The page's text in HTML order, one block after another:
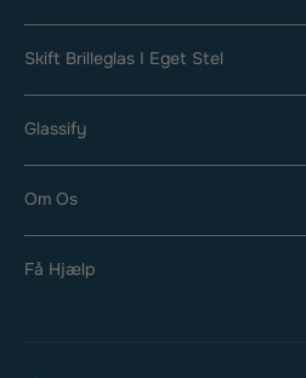
Skift Brilleglas I Eget Stel
Glassify
Om Os
Få Hjælp